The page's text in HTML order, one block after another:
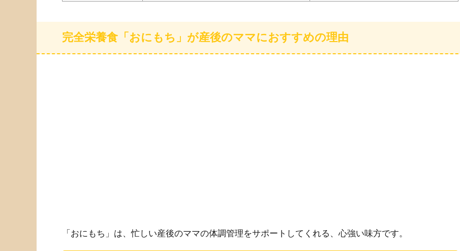
完全栄養食「おにもち」が産後のママにおすすめの理由
「おにもち」は、忙しい産後のママの体調管理をサポートしてくれる、心強い味方です。